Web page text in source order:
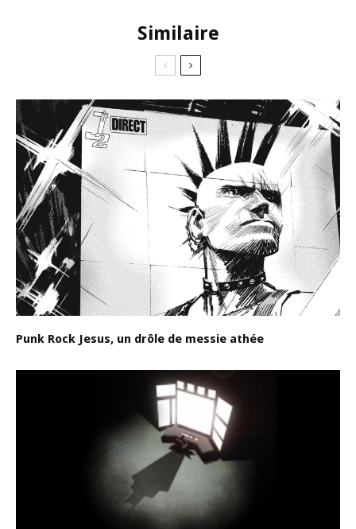
Similaire
Punk Rock Jesus, un drôle de messie athée